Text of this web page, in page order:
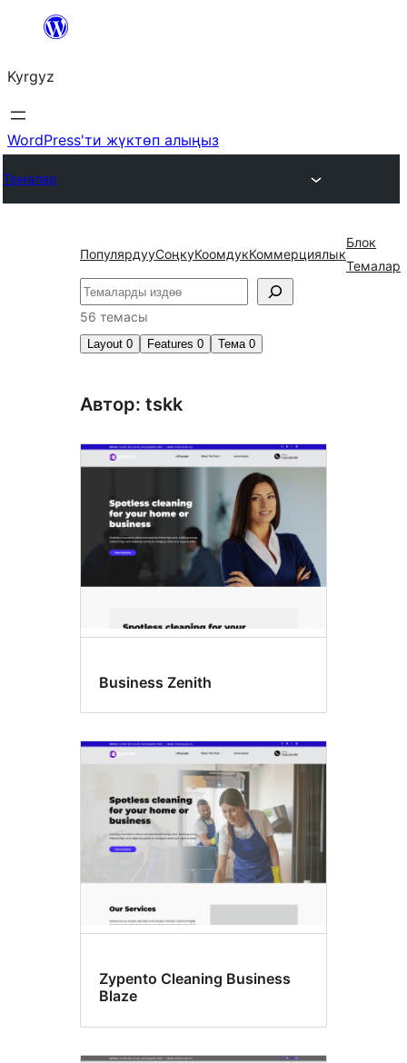
Мазмунга
Kyrgyz
WordPress'ти жүктөп алыңыз
Темалар
ПопулярдууСоңкуКоомдукКоммерциялык
Блок
Темалар
Издөө
56 темасы
Layout 0 Features 0 Тема 0
Автор: tskk
Business Zenith
Zypento Cleaning Business
Blaze